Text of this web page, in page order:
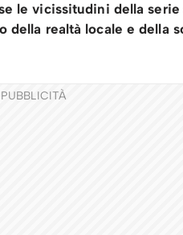
le vicissitudini della
della realtà locale e della
PUBBLICITÀ